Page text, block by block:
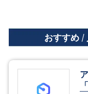
おすすめ /